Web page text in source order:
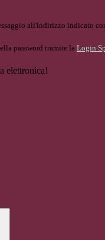
all'indirizzo indicato
password tramite la Login
elettronica!